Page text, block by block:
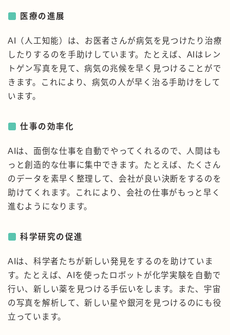
医療の進展
AI（人工知能）は、お医者さんが病気を見つけたり治療
したりするのを手助けしています。たとえば、AIはレン
トゲン写真を見て、病気の兆候を早く見つけることがで
きます。これにより、病気の人が早く治る手助けをして
います。
仕事の効率化
AIは、面倒な仕事を自動でやってくれるので、人間はも
っと創造的な仕事に集中できます。たとえば、たくさん
のデータを素早く整理して、会社が良い決断をするのを
助けてくれます。これにより、会社の仕事がもっと早く
進むようになります。
科学研究の促進
AIは、科学者たちが新しい発見をするのを助けていま
す。たとえば、AIを使ったロボットが化学実験を自動で
行い、新しい薬を見つける手伝いをします。また、宇宙
の写真を解析して、新しい星や銀河を見つけるのにも役
立っています。